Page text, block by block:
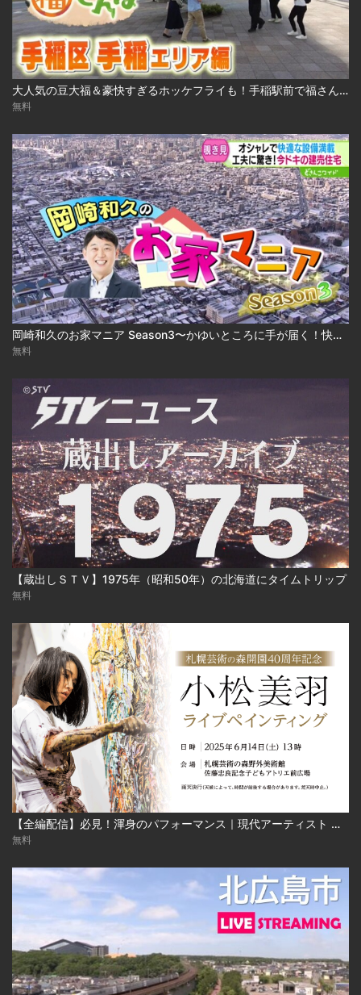
大人気の豆大福＆豪快すぎるホッケフライも！手稲駅前で福さんぽ 2022.10.7放送
無料
岡崎和久のお家マニア Season3〜かゆいところに手が届く！快適建売住宅 2025-03-17
無料
【蔵出しＳＴＶ】1975年（昭和50年）の北海道にタイムトリップ
無料
【全編配信】必見！渾身のパフォーマンス｜現代アーティスト 小松美羽 ライブペインティング｜札幌芸術の森開園40周年記念 2025年6月24日（土） Miwa Komatsu | Live Painting‐Sapporo Art Park
無料